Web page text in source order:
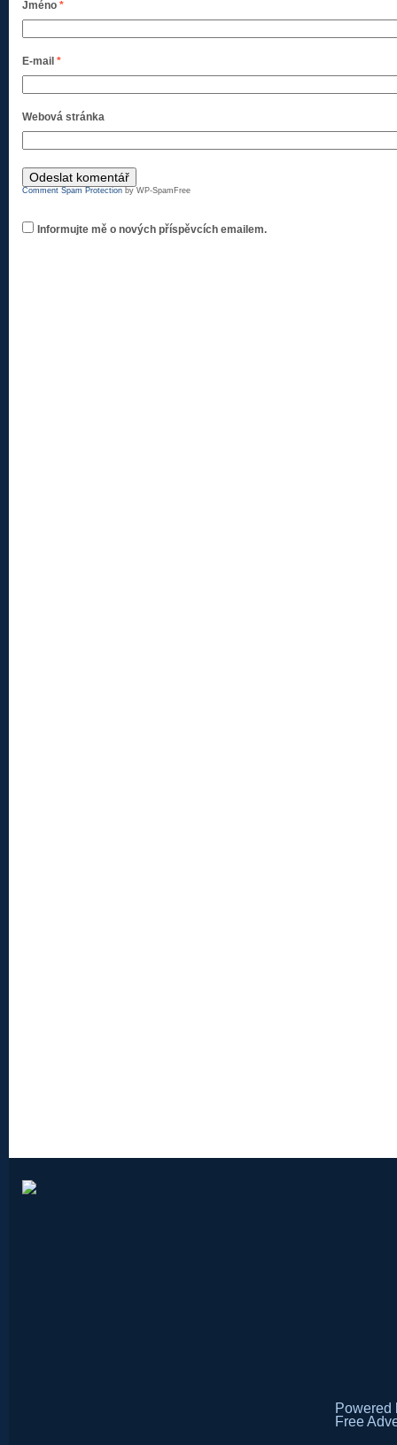
Jméno *
E-mail *
Webová stránka
Comment Spam Protection by WP-SpamFree
Informujte mě o nových příspěvcích emailem.
Powered
Free